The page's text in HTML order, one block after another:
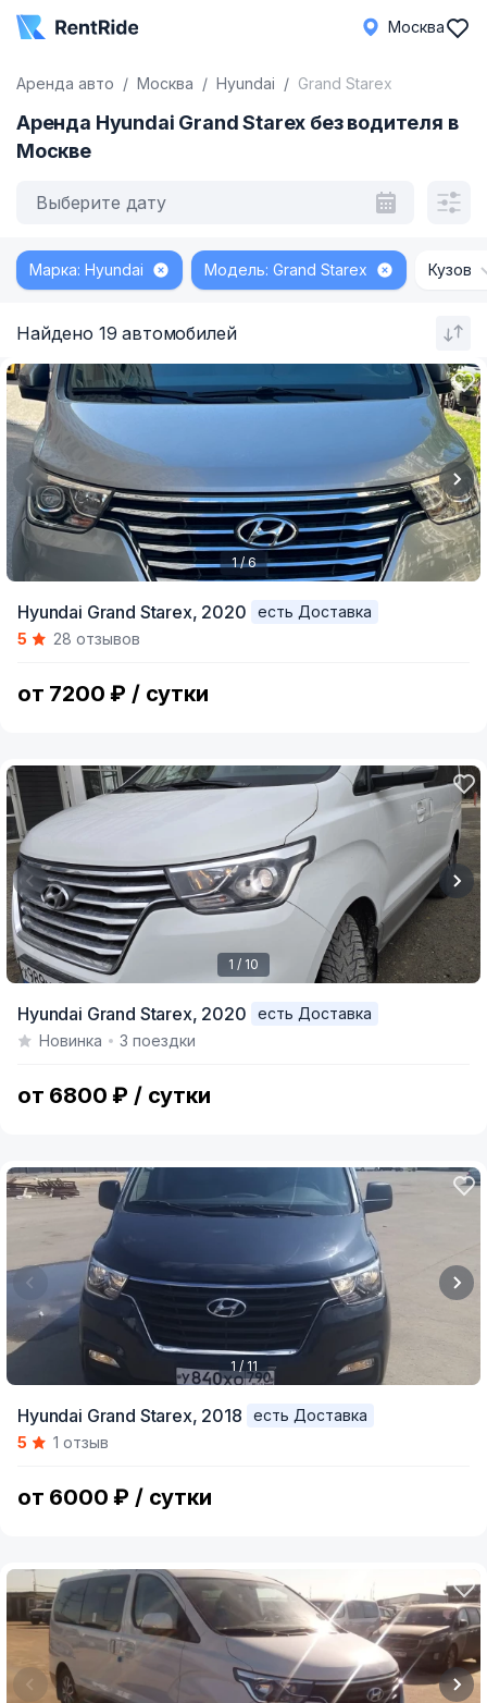
Москва
Аренда авто Москва Hyundai Grand Starex
Аренда Hyundai Grand Starex без водителя в
Москве
Выберите дату
Марка: Hyundai Модель: Grand Starex Кузов
Найдено 19 автомобилей
of
1 / 6
Hyundai Grand Starex, 2020
есть Доставка
5
28 отзывов
от 7200 ₽ / сутки
of
1 / 10
Hyundai Grand Starex, 2020
есть Доставка
Новинка
3 поездки
от 6800 ₽ / сутки
of
1 / 11
Hyundai Grand Starex, 2018
есть Доставка
5
1 отзыв
от 6000 ₽ / сутки